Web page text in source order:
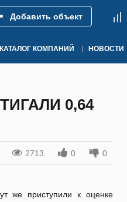
Добавить объект
КАТАЛОГ КОМПАНИЙ НОВОСТИ
0,64
2713 0 0
же приступили к оценке